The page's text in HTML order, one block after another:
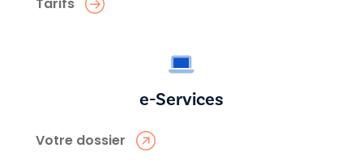
e-Services
Votre dossier